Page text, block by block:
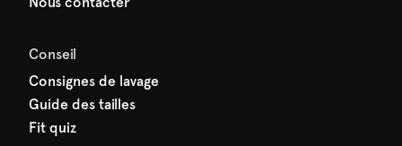
Conseil
Consignes de lavage
Guide des tailles
Fit quiz